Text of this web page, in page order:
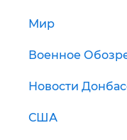
Мир
Военное
Новости
США